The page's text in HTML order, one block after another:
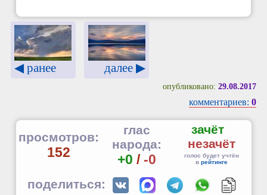
◀ ранее далее ▶
опубликовано: 29.08.2017
комментариев: 0
просмотров:
152
глас
народа:
+0 / -0
зачёт
незачёт
голос будет учтён
в рейтинге
поделиться: